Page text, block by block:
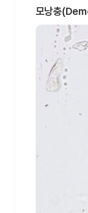
모낭충